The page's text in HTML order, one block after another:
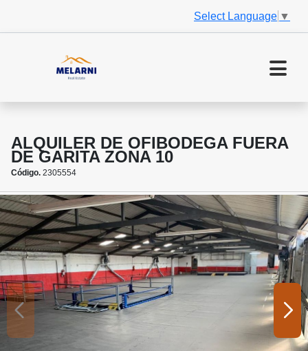
Select Language ▼
ALQUILER DE OFIBODEGA FUERA
DE GARITA ZONA 10
Código. 2305554